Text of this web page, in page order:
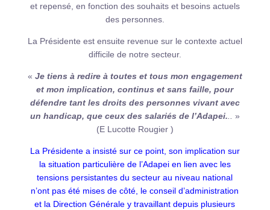
et repensé, en fonction des souhaits et besoins actuels
des personnes.
La Présidente est ensuite revenue sur le contexte actuel
difficile de notre secteur.
« Je tiens à redire à toutes et tous mon engagement
et mon implication, continus et sans faille, pour
défendre tant les droits des personnes vivant avec
un handicap, que ceux des salariés de l’Adapei.
»
(E Lucotte Rougier )
La Présidente a insisté sur ce point, son implication sur
la situation particulière de l’Adapei en lien avec les
tensions persistantes du secteur au niveau national
n’ont pas été mises de côté, le conseil d’administration
et la Direction Générale y travaillant depuis plusieurs